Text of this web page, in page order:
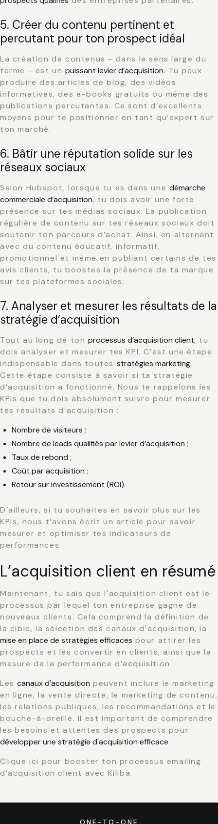
5. Créer du contenu pertinent et
percutant pour ton prospect idéal
La création de contenus - dans le sens large du
terme - est un puissant levier d’acquisition. Tu peux
produire des articles de blog, des vidéos
informatives, des e-books gratuits ou même des
publications percutantes. Ce sont d’excellents
moyens pour te positionner en tant qu’expert sur
ton marché.
6. Bâtir une réputation solide sur les
réseaux sociaux
Selon Hubspot, lorsque tu es dans une démarche
commerciale d’acquisition, tu dois avoir une forte
présence sur tes médias sociaux. La publication
régulière de contenu sur tes réseaux sociaux doit
soutenir ton parcours d’achat. Ainsi, en alternant
avec du contenu éducatif, informatif,
promotionnel et même en publiant certains de tes
avis clients, tu boostes la présence de ta marque
sur tes plateformes sociales.
7. Analyser et mesurer les résultats de la
stratégie d’acquisition
Tout au long de ton processus d’acquisition client, tu
dois analyser et mesurer tes KPI. C’est une étape
indispensable dans toutes stratégies marketing.
Cette étape consiste à savoir si ta stratégie
d’acquisition a fonctionné. Nous te rappelons les
KPIs que tu dois absolument suivre pour mesurer
tes résultats d’acquisition :
Nombre de visiteurs ;
Nombre de leads qualifiés par levier d’acquisition ;
Taux de rebond ;
Coût par acquisition ;
Retour sur investissement (ROI).
D’ailleurs, si tu souhaites en savoir plus sur les
KPIs, nous t’avons écrit un article pour savoir
mesurer et optimiser tes indicateurs de
performances.
L’acquisition client en résumé
Maintenant, tu sais que l'acquisition client est le
processus par lequel ton entreprise gagne de
nouveaux clients. Cela comprend la définition de
la cible, la sélection des canaux d'acquisition, la
mise en place de stratégies efficaces pour attirer les
prospects et les convertir en clients, ainsi que la
mesure de la performance d’acquisition.
Lescanaux d'acquisition peuvent inclure le marketing
en ligne, la vente directe, le marketing de contenu,
les relations publiques, les recommandations et le
bouche-à-oreille. Il est important de comprendre
les besoins et attentes des prospects pour
développer une stratégie d'acquisition efficace.
Clique ici pour booster ton processus emailing
d’acquisition client avec Kiliba.
ONE-TO-ONE